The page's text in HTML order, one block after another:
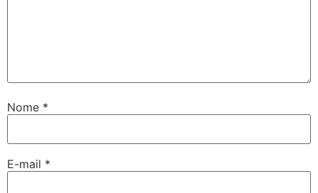
Nome *
E-mail *